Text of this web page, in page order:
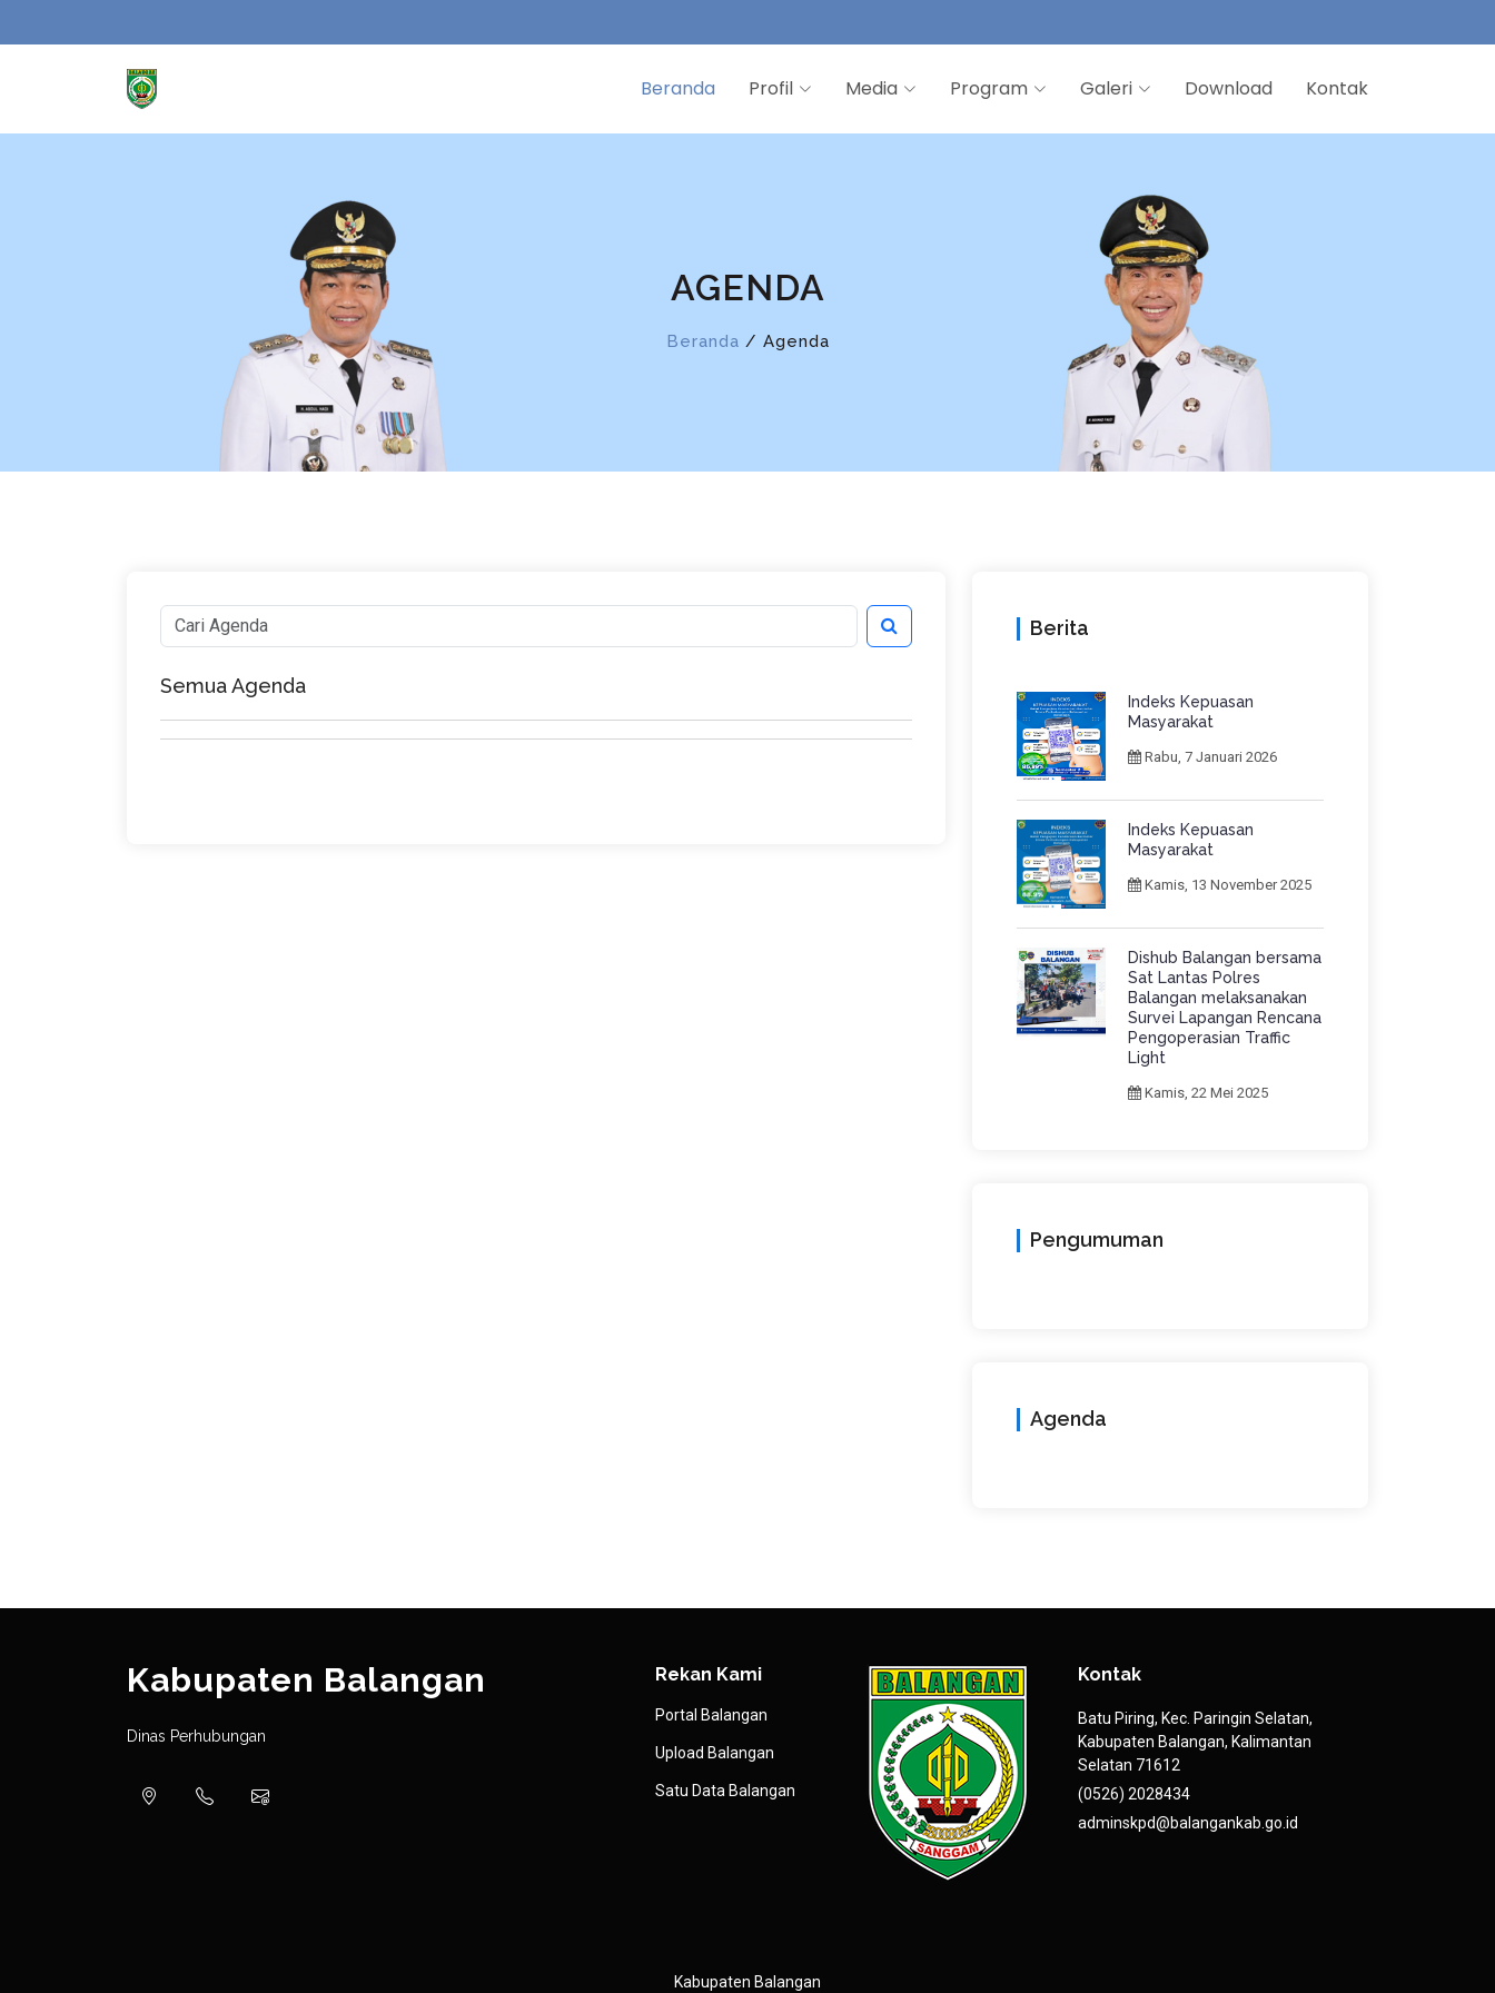
Beranda Profil Media Program Galeri Download Kontak
AGENDA
Beranda / Agenda
Semua Agenda
Berita
Indeks Kepuasan
Masyarakat
Rabu, 7 Januari 2026
Indeks Kepuasan
Masyarakat
Kamis, 13 November 2025
Dishub Balangan bersama
Sat Lantas Polres
Balangan melaksanakan
Survei Lapangan Rencana
Pengoperasian Traffic
Light
Kamis, 22 Mei 2025
Pengumuman
Agenda
Kabupaten Balangan
Dinas Perhubungan
Rekan Kami
Portal Balangan
Upload Balangan
Satu Data Balangan
Kontak
Batu Piring, Kec. Paringin Selatan,
Kabupaten Balangan, Kalimantan
Selatan 71612
(0526) 2028434
adminskpd@balangankab.go.id
Kabupaten Balangan